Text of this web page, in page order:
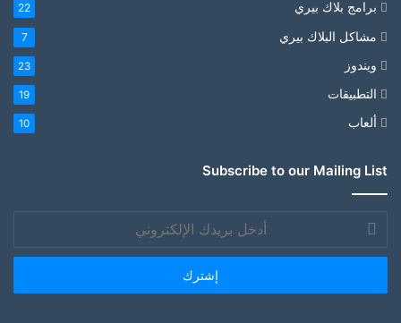
برامج بلاك بيري 22
مشاكل البلاك بيري 7
ويندوز 23
التطبيقات 19
ألعاب 10
Subscribe to our Mailing List
بريدك
الإلكتروني